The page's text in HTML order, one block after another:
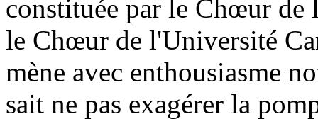
constituée par le Chœur de
le Chœur de l'Université
mène avec enthousiasme
sait ne pas exagérer la